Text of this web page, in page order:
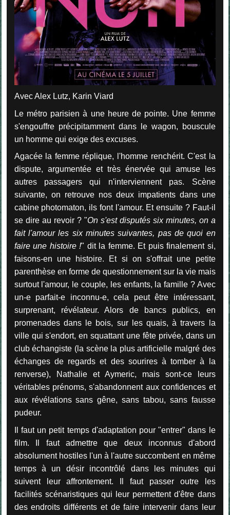
Avec Alex Lutz, Karin Viard
Le métro parisien à une heure de pointe. Une femme
s'engouffre précipitamment dans le wagon, bouscule
un homme qui exige des excuses.
Agacée la femme réplique, l'homme renchérit. C'est la
dispute, argumentée et très énervée qui amuse les
autres passagers qui n'interviennent pas. Scène
suivante, on retrouve nos deux impatients dans une
cabine photomaton, ils font l'amour. Et ensuite ? Faut-il
se dire au revoir ? "On s'est disputés six minutes, on a
fait l'amour les six minutes suivantes, pas de quoi en
faire une histoire !" dit la femme. Et puis finalement si,
faisons-en une histoire. Et si on s'offrait une petite
parenthèse en forme de questionnement sur la vie mais
surtout l'amour, le couple, les enfants, la famille ? Avec
un-e parfait-e inconnu-e, cela peut être intéressant,
surprenant, révélateur. Alors de bancs publics, en
promenades dans le bois, sur les quais, à travers la
ville qui s'endort, en squattant une fête privée, dans un
club échangiste (la scène la plus artificielle malgré des
échanges de regards et des sourires à tomber à la
renverse), Nathalie et Aymeric, mais sont-ce leurs
véritables prénoms, s'abandonnent aux confidences et
aux révélations sans gêne, sans tabou, sans fausse
pudeur.
Il faut un petit temps d'adaptation pour "entrer" dans le
film. Il faut admettre que deux inconnus d'abord
absolument hostiles l'un à l'autre succombent en même
temps à un désir incontrôlé dans les minutes qui
suivent leur affrontement. Il faut passer outre les
facilités scénaristiques qui leur permettent d'être dans
des endroits différents et de faire intervenir dans leur